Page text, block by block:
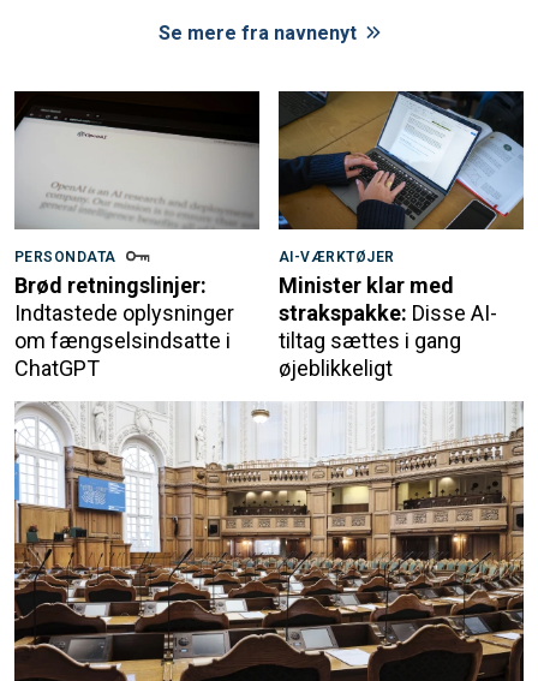
Se mere fra navnenyt
PERSONDATA
Brød retningslinjer:
Indtastede oplysninger
om fængselsindsatte i
ChatGPT
AI-VÆRKTØJER
Minister klar med
strakspakke: Disse AI-
tiltag sættes i gang
øjeblikkeligt